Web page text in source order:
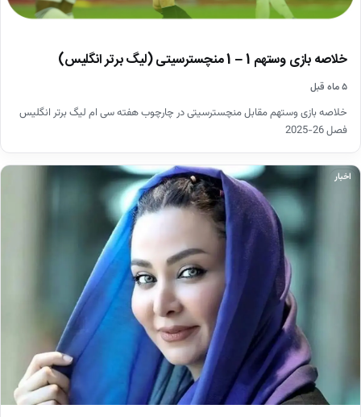
خلاصه بازی وستهم 1 – 1 منچسترسیتی (لیگ برتر انگلیس)
۵ ماه قبل
خلاصه بازی وستهم مقابل منچسترسیتی در چارچوب هفته سی ام لیگ برتر انگلیس
فصل 26-2025
اخبار